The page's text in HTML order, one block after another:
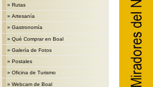
» Rutas
» Artesanía
» Gastronomía
» Qué Comprar en Boal
» Galería de Fotos
» Postales
» Oficina de Turismo
» Webcam de Boal